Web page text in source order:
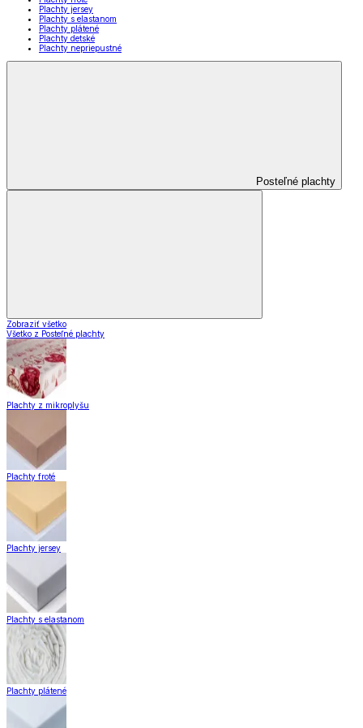
Plachty jersey
Plachty s elastanom
Plachty plátené
Plachty detské
Plachty nepriepustné
Posteľné plachty
Zobraziť všetko
Všetko z Posteľné plachty
Plachty z mikroplyšu
Plachty froté
Plachty jersey
Plachty s elastanom
Plachty plátené